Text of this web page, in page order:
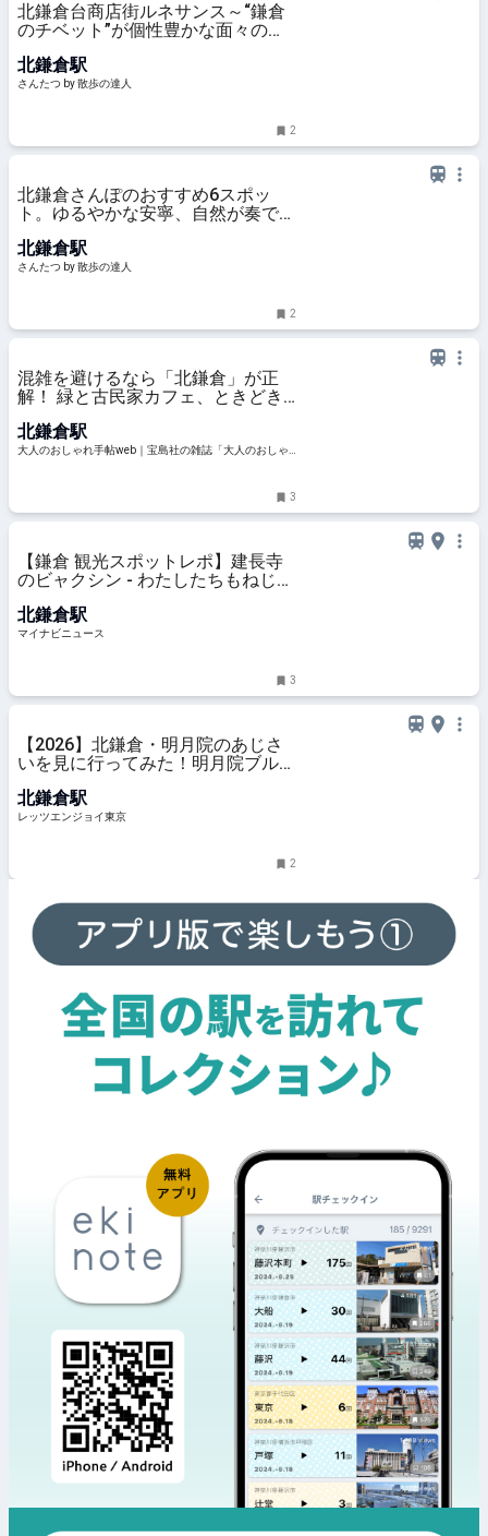
北鎌倉台商店街ルネサンス～“鎌倉
のチベット”が個性豊かな面々の力
by 散歩の達人
北鎌倉駅
さんたつ by 散歩の達人
2
北鎌倉さんぽのおすすめ6スポッ
ト。ゆるやかな安寧、自然が奏でる
歩の達人
北鎌倉駅
さんたつ by 散歩の達人
2
混雑を避けるなら「北鎌倉」が正
解！ 緑と古民家カフェ、ときどき
【公式】大人のおしゃれ手帖web
北鎌倉駅
大人のおしゃれ手帖web｜宝島社の雑誌「大人のおしゃ
3
【鎌倉 観光スポットレポ】建長寺
のビャクシン - わたしたちもねじ
北鎌倉駅
マイナビニュース
3
【2026】北鎌倉・明月院のあじさ
いを見に行ってみた！明月院ブルー
エンジョイ東京
北鎌倉駅
レッツエンジョイ東京
2